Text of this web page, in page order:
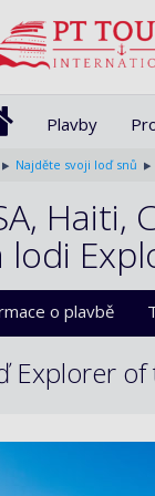
Plavby
Najděte svoji loď snů
Haiti,
lodi
o plavbě
Explorer of